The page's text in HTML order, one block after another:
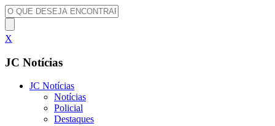
X
JC Notícias
JC Notícias
Notícias
Policial
Destaques